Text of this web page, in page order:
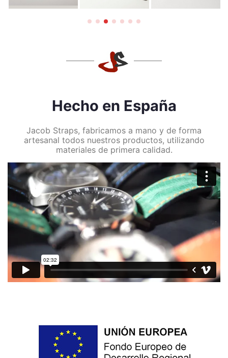
Hecho en España
Jacob Straps, fabricamos a mano y de forma
artesanal todos nuestros productos, utilizando
materiales de primera calidad.